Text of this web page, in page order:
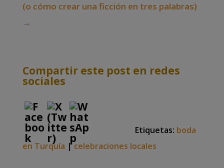
(o cómo crear una ficción en tres palabras)
→
Compartir este post en redes
sociales
Etiquetas: boda
en Turquía |celebraciones locales